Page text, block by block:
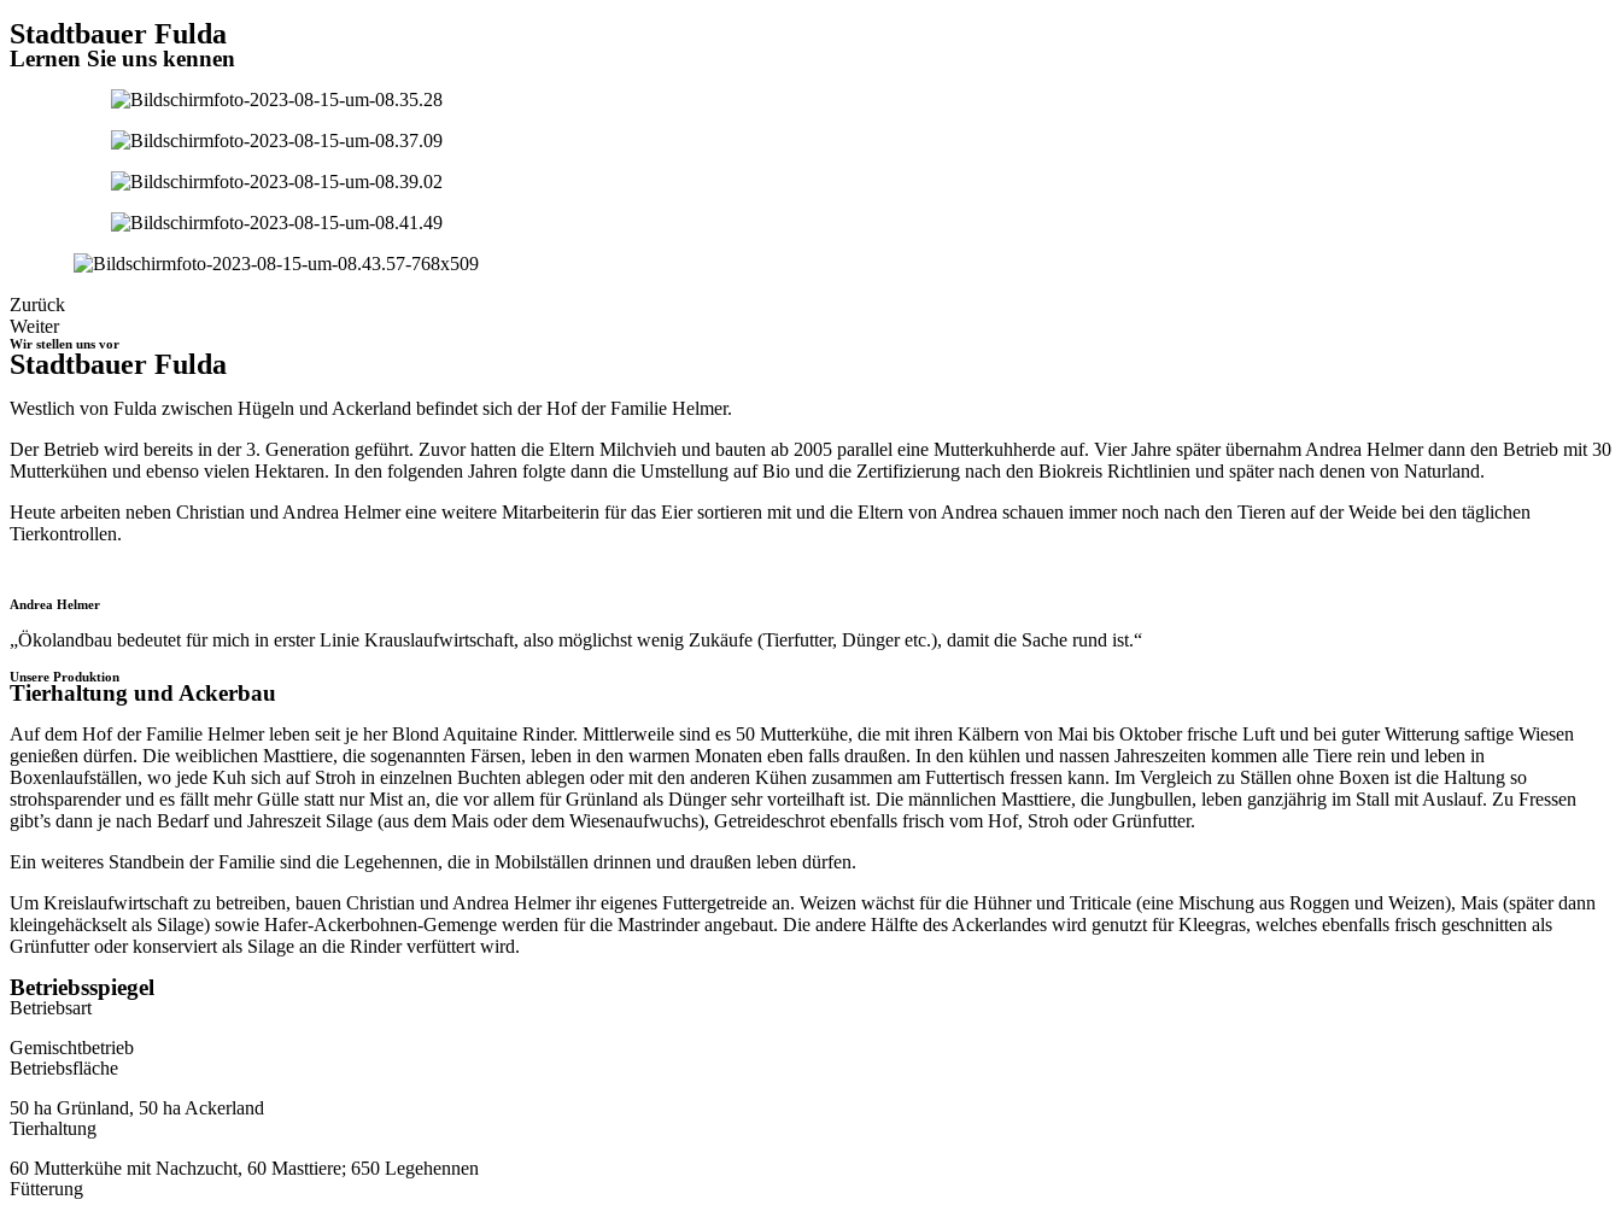
Stadtbauer Fulda
Lernen Sie uns kennen
Zurück
Weiter
Wir stellen uns vor
Stadtbauer Fulda
Westlich von Fulda zwischen Hügeln und Ackerland befindet sich der Hof der Familie Helmer.
Der Betrieb wird bereits in der 3. Generation geführt. Zuvor hatten die Eltern Milchvieh und bauten ab 2005 parallel eine Mutterkuhherde auf. Vier Jahre später übernahm Andrea Helmer dann den Betrieb mit 30
Mutterkühen und ebenso vielen Hektaren. In den folgenden Jahren folgte dann die Umstellung auf Bio und die Zertifizierung nach den Biokreis Richtlinien und später nach denen von Naturland.
Heute arbeiten neben Christian und Andrea Helmer eine weitere Mitarbeiterin für das Eier sortieren mit und die Eltern von Andrea schauen immer noch nach den Tieren auf der Weide bei den täglichen
Tierkontrollen.
Andrea Helmer
„Ökolandbau bedeutet für mich in erster Linie Krauslaufwirtschaft, also möglichst wenig Zukäufe (Tierfutter, Dünger etc.), damit die Sache rund ist.“
Unsere Produktion
Tierhaltung und Ackerbau
Auf dem Hof der Familie Helmer leben seit je her Blond Aquitaine Rinder. Mittlerweile sind es 50 Mutterkühe, die mit ihren Kälbern von Mai bis Oktober frische Luft und bei guter Witterung saftige Wiesen
genießen dürfen. Die weiblichen Masttiere, die sogenannten Färsen, leben in den warmen Monaten eben falls draußen. In den kühlen und nassen Jahreszeiten kommen alle Tiere rein und leben in
Boxenlaufställen, wo jede Kuh sich auf Stroh in einzelnen Buchten ablegen oder mit den anderen Kühen zusammen am Futtertisch fressen kann. Im Vergleich zu Ställen ohne Boxen ist die Haltung so
strohsparender und es fällt mehr Gülle statt nur Mist an, die vor allem für Grünland als Dünger sehr vorteilhaft ist. Die männlichen Masttiere, die Jungbullen, leben ganzjährig im Stall mit Auslauf. Zu Fressen
gibt’s dann je nach Bedarf und Jahreszeit Silage (aus dem Mais oder dem Wiesenaufwuchs), Getreideschrot ebenfalls frisch vom Hof, Stroh oder Grünfutter.
Ein weiteres Standbein der Familie sind die Legehennen, die in Mobilställen drinnen und draußen leben dürfen.
Um Kreislaufwirtschaft zu betreiben, bauen Christian und Andrea Helmer ihr eigenes Futtergetreide an. Weizen wächst für die Hühner und Triticale (eine Mischung aus Roggen und Weizen), Mais (später dann
kleingehäckselt als Silage) sowie Hafer-Ackerbohnen-Gemenge werden für die Mastrinder angebaut. Die andere Hälfte des Ackerlandes wird genutzt für Kleegras, welches ebenfalls frisch geschnitten als
Grünfutter oder konserviert als Silage an die Rinder verfüttert wird.
Betriebsspiegel
Betriebsart
Gemischtbetrieb
Betriebsfläche
50 ha Grünland, 50 ha Ackerland
Tierhaltung
60 Mutterkühe mit Nachzucht, 60 Masttiere; 650 Legehennen
Fütterung